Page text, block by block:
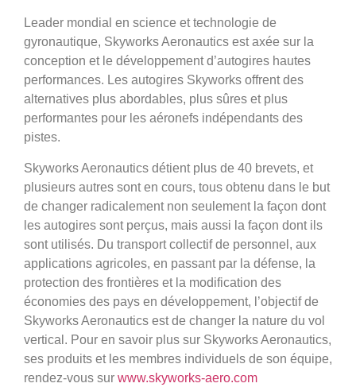
Leader mondial en science et technologie de
gyronautique, Skyworks Aeronautics est axée sur la
conception et le développement d’autogires hautes
performances. Les autogires Skyworks offrent des
alternatives plus abordables, plus sûres et plus
performantes pour les aéronefs indépendants des
pistes.
Skyworks Aeronautics détient plus de 40 brevets, et
plusieurs autres sont en cours, tous obtenu dans le but
de changer radicalement non seulement la façon dont
les autogires sont perçus, mais aussi la façon dont ils
sont utilisés. Du transport collectif de personnel, aux
applications agricoles, en passant par la défense, la
protection des frontières et la modification des
économies des pays en développement, l’objectif de
Skyworks Aeronautics est de changer la nature du vol
vertical. Pour en savoir plus sur Skyworks Aeronautics,
ses produits et les membres individuels de son équipe,
rendez-vous sur www.skyworks-aero.com